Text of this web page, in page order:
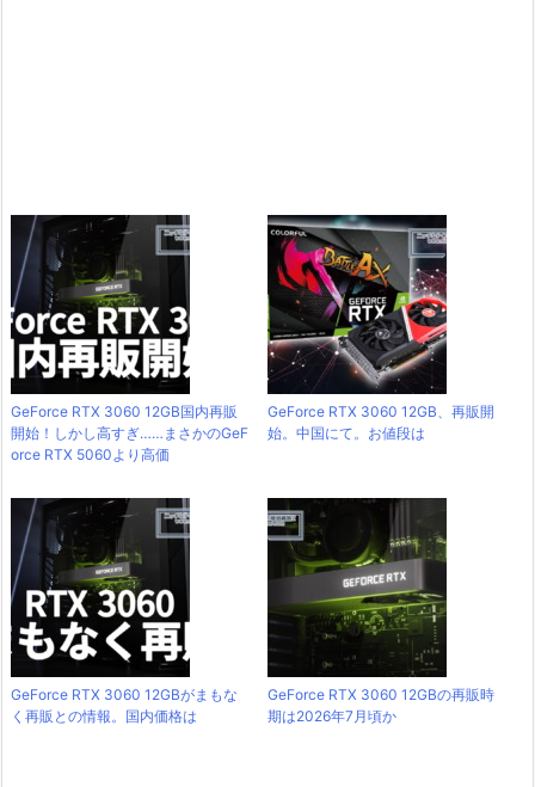
GeForce RTX 3060 12GB国内再販
開始！しかし高すぎ……まさかのGeF
orce RTX 5060より高価
GeForce RTX 3060 12GB、再販開
始。中国にて。お値段は
GeForce RTX 3060 12GBがまもな
く再販との情報。国内価格は
GeForce RTX 3060 12GBの再販時
期は2026年7月頃か